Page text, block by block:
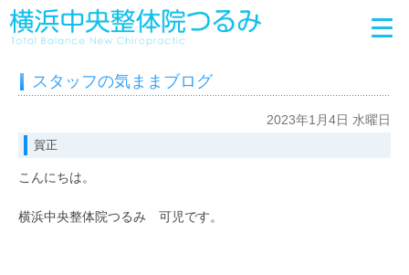
スタッフの気ままブログ
2023年1月4日 水曜日
賀正
こんにちは。
横浜中央整体院つるみ 可児です。